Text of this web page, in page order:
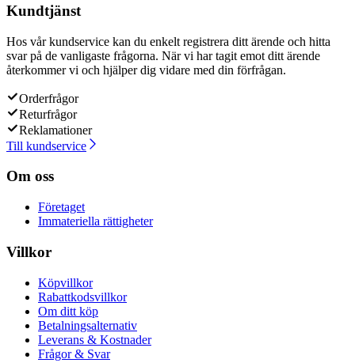
Kundtjänst
Hos vår kundservice kan du enkelt registrera ditt ärende och hitta
svar på de vanligaste frågorna. När vi har tagit emot ditt ärende
återkommer vi och hjälper dig vidare med din förfrågan.
Orderfrågor
Returfrågor
Reklamationer
Till kundservice
Om oss
Företaget
Immateriella rättigheter
Villkor
Köpvillkor
Rabattkodsvillkor
Om ditt köp
Betalningsalternativ
Leverans & Kostnader
Frågor & Svar